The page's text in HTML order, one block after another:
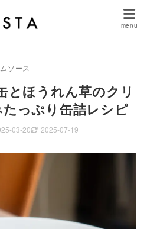
ソース
とほうれん草のクリ
っぷり缶詰レシピ
03-20 2025-07-19